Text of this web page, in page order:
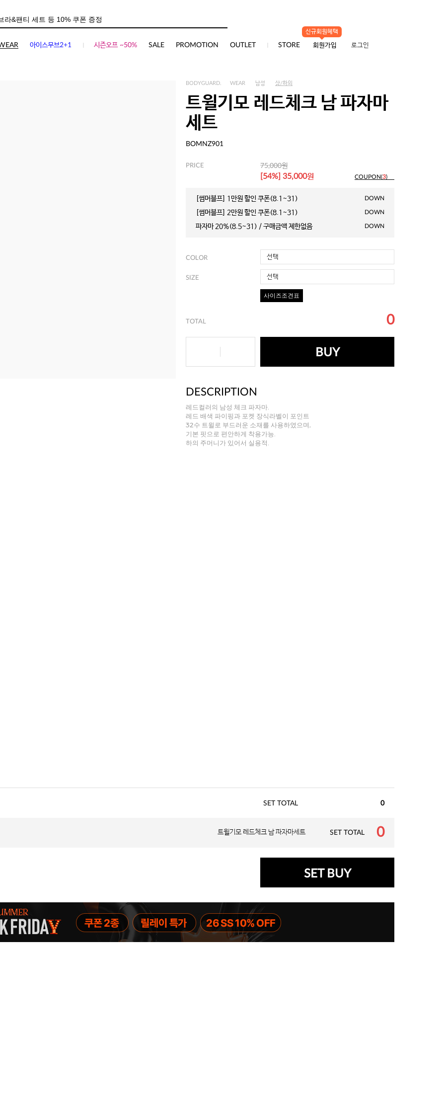
아이스무브2+1 시즌오프 ~50% SALE PROMOTION OUTLET STORE
신규회원혜택
회원가입 로그인
BODYGUARD. WEAR 남성 상/하의
트윌기모 레드체크 남 파자마
세트
BOMNZ901
PRICE 75,000원
[54%] 35,000원 COUPON(3)
[썸머블프] 1만원 할인 쿠폰(8.1~31) DOWN
[썸머블프] 2만원 할인 쿠폰(8.1~31) DOWN
파자마 20%(8.5~31) / 구매금액 제한없음 DOWN
COLOR 선택
SIZE 선택
사이즈조견표
TOTAL 0
BUY
DESCRIPTION
레드컬러의 남성 체크 파자마.
레드 배색 파이핑과 포켓 장식라벨이 포인트
32수 트윌로 부드러운 소재를 사용하였으며,
기본 핏으로 편안하게 착용가능.
하의 주머니가 있어서 실용적.
SET TOTAL 0
트윌기모 레드체크 남 파자마세트 SET TOTAL 0
SET BUY